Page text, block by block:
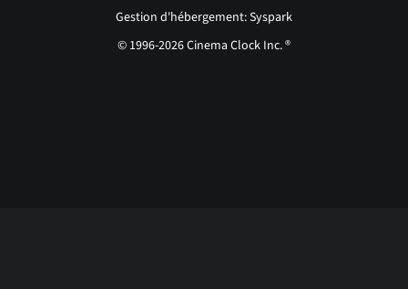
Gestion d'hébergement: Syspark
© 1996-2026 Cinema Clock Inc. ®